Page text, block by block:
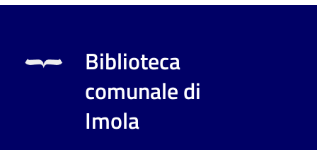
fare
Scopri
Biblioteca
comunale di
Imola